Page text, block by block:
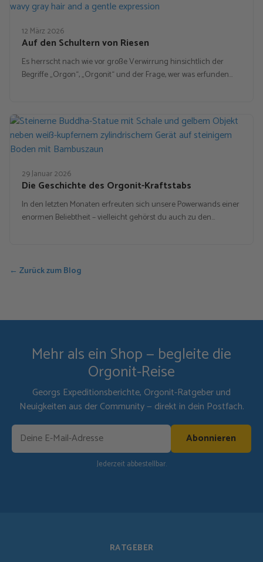
12 März 2026
Auf den Schultern von Riesen
Es herrscht nach wie vor große Verwirrung hinsichtlich der
Begriffe „Orgon“, „Orgonit“ und der Frage, wer was erfunden…
29 Januar 2026
Die Geschichte des Orgonit-Kraftstabs
In den letzten Monaten erfreuten sich unsere Powerwands einer
enormen Beliebtheit – vielleicht gehörst du auch zu den…
← Zurück zum Blog
Mehr als ein Shop — begleite die
Orgonit-Reise
Georgs Expeditionsberichte, Orgonit-Ratgeber und
Neuigkeiten aus der Community — direkt in dein Postfach.
Abonnieren
Jederzeit abbestellbar.
RATGEBER